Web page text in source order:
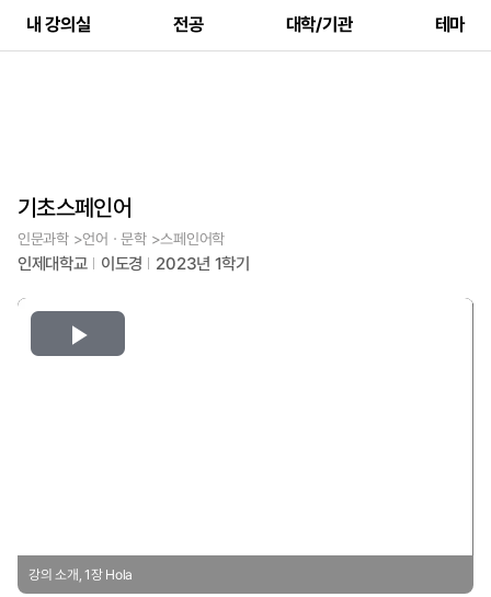
내 강의실 전공 대학/기관 테마
기초스페인어
인문과학 >언어ㆍ문학 >스페인어학
인제대학교 이도경 2023년 1학기
Play
강의 소개, 1장 Hola